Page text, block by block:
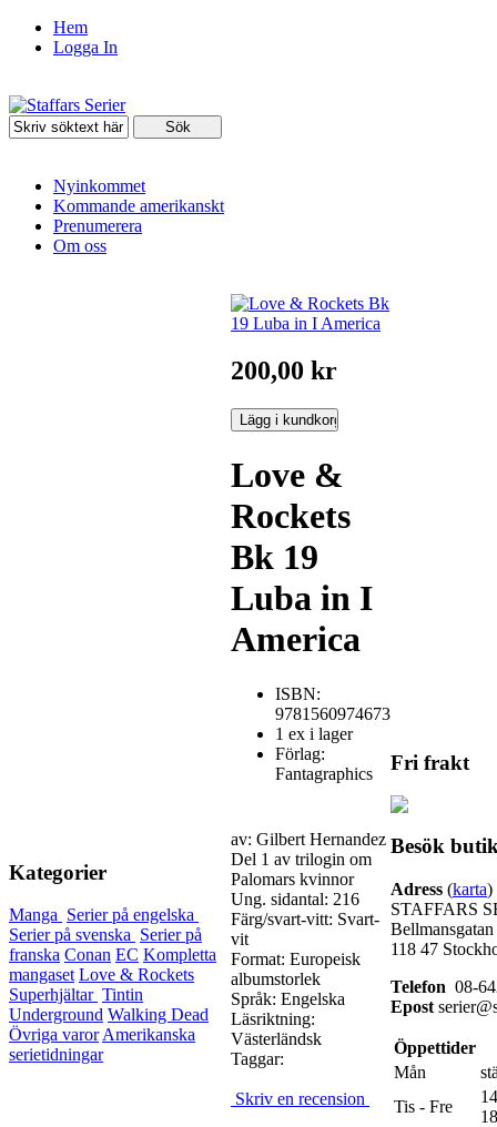
Hem
Logga In
Nyinkommet
Kommande amerikanskt
Prenumerera
Om oss
Kategorier
Manga Serier på engelska
Serier på svenska Serier på
franska Conan EC Kompletta
mangaset Love & Rockets
Superhjältar Tintin
Underground Walking Dead
Övriga varorAmerikanska
serietidningar
200,00 kr
Love &
Rockets
Bk 19
Luba in I
America
ISBN:
9781560974673
1 ex i lager
Förlag:
Fantagraphics
av: Gilbert Hernandez
Del 1 av trilogin om
Palomars kvinnor
Ung. sidantal: 216
Färg/svart-vitt: Svart-
vit
Format: Europeisk
albumstorlek
Språk: Engelska
Läsriktning:
Västerländsk
Taggar:
Skriv en recension
Fri frakt
Besök
Adress (karta)
STAFFARS
Bellmansgatan
118 47
Telefon 08-
Epost
Öppettider
Mån
Tis - Fre